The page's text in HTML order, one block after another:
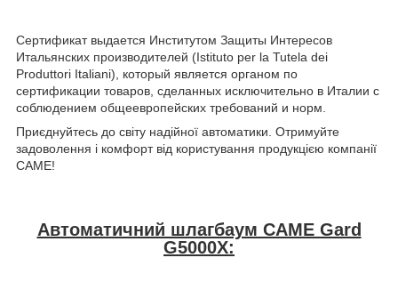
Сертификат выдается Институтом Защиты Интересов
Итальянских производителей (Istituto per la Tutela dei
Produttori Italiani), который является органом по
сертификации товаров, сделанных исключительно в Италии c
соблюдением общеевропейских требований и норм.
Приєднуйтесь до світу надійної автоматики. Отримуйте
задоволення і комфорт від користування продукцією компанії
CAME!
Автоматичний шлагбаум CAME Gard
G5000X: